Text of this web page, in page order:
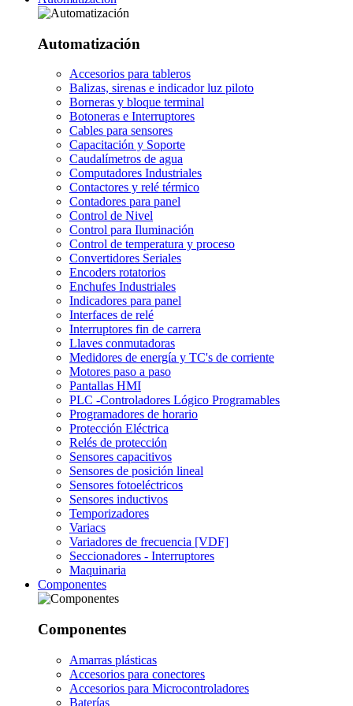
Automatización
Accesorios para tableros
Balizas, sirenas e indicador luz piloto
Borneras y bloque terminal
Botoneras e Interruptores
Cables para sensores
Capacitación y Soporte
Caudalímetros de agua
Computadores Industriales
Contactores y relé térmico
Contadores para panel
Control de Nivel
Control para Iluminación
Control de temperatura y proceso
Convertidores Seriales
Encoders rotatorios
Enchufes Industriales
Indicadores para panel
Interfaces de relé
Interruptores fin de carrera
Llaves conmutadoras
Medidores de energía y TC's de corriente
Motores paso a paso
Pantallas HMI
PLC -Controladores Lógico Programables
Programadores de horario
Protección Eléctrica
Relés de protección
Sensores capacitivos
Sensores de posición lineal
Sensores fotoeléctricos
Sensores inductivos
Temporizadores
Variacs
Variadores de frecuencia [VDF]
Seccionadores - Interruptores
Maquinaria
Componentes
Componentes
Amarras plásticas
Accesorios para conectores
Accesorios para Microcontroladores
Baterías